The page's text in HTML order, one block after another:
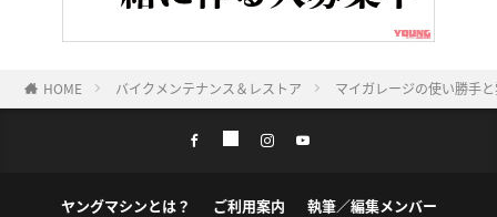
HOME バイクメンテナンス＆レストア マイガレージの使い勝手
ヤングマシンとは？ ご利用案内 執筆／編集メンバー